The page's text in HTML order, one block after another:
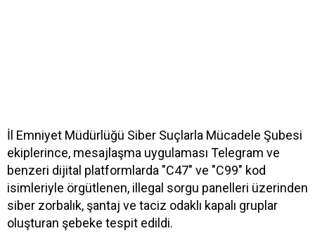
İl Emniyet Müdürlüğü Siber Suçlarla Mücadele Şubesi
ekiplerince, mesajlaşma uygulaması Telegram ve
benzeri dijital platformlarda "C47" ve "C99" kod
isimleriyle örgütlenen, illegal sorgu panelleri üzerinden
siber zorbalık, şantaj ve taciz odaklı kapalı gruplar
oluşturan şebeke tespit edildi.